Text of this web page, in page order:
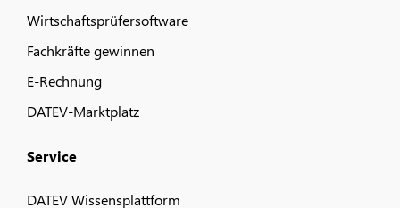
Wirtschaftsprüfersoftware
Fachkräfte gewinnen
E-Rechnung
DATEV-Marktplatz
Service
DATEV Wissensplattform